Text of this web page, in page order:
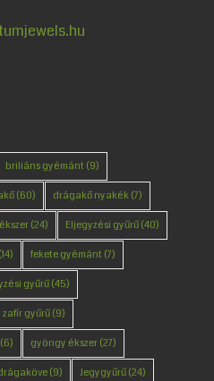
briliáns gyémánt (9)
(60) drágakő nyakék(7)
(24) Eljegyzési gyűrű(40)
fekete gyémánt (7)
gyűrű(45)
gyűrű(9)
(6) gyöngy ékszer(27)
(9) Jegygyűrű(24)